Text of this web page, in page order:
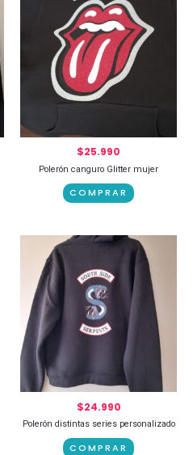
$25.990
Polerón canguro Glitter mujer
COMPRAR
$24.990
Polerón distintas series personalizado
COMPRAR